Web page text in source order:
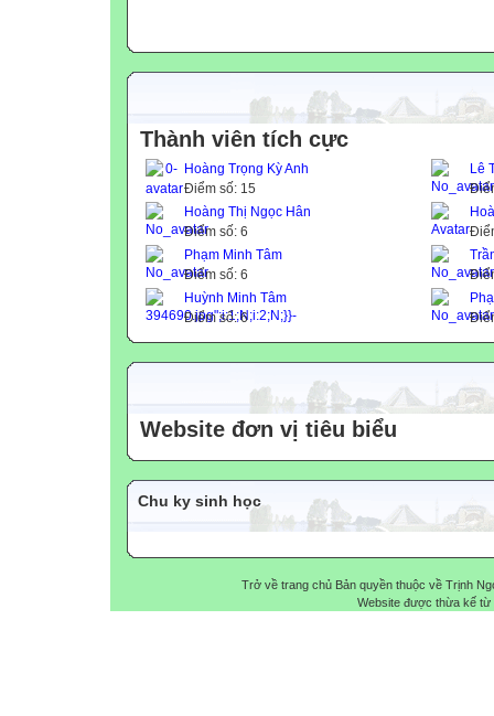
Thành viên tích cực
Hoàng Trọng Kỳ Anh
Điểm số: 15
Lê
Hoàng Thị Ngọc Hân
Điểm số: 6
Phạm Minh Tâm
Điểm số: 6
Huỳnh Minh Tâm
Điểm số: 6
Website đơn vị tiêu biểu
Chu ky sinh học
Trở về trang chủ Bản quyền thuộc về Trịnh
Website được thừa kế từ